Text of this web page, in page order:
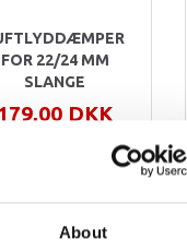
About
FOR 22/24 MM
SLANGE
DKK
120,00 DKK
(bestil inden